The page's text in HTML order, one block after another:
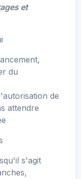
et
du
de
attendre
s'agit